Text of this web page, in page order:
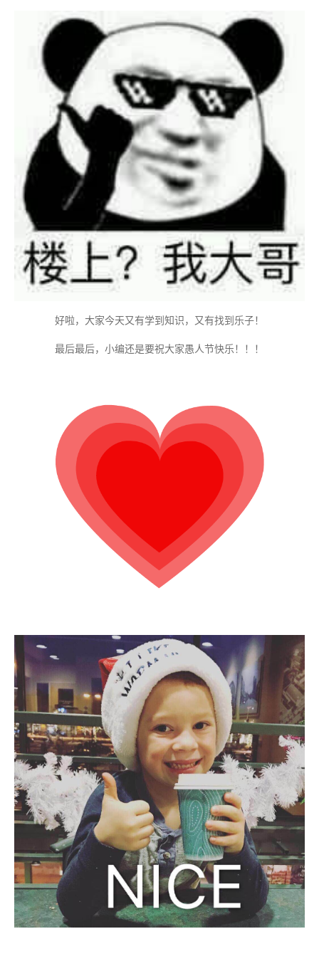
好啦，大家今天又有学到知识，又有找到乐子！
最后最后，小编还是要祝大家愚人节快乐！！！